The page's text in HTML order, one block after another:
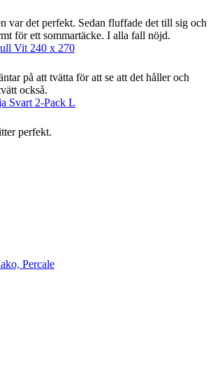
var det perfekt. Sedan fluffade det till sig och
för ett sommartäcke. I alla fall nöjd.
Vit 240 x 270
på att tvätta för att se att det håller och
också.
Svart 2-Pack L
perfekt.
Percale